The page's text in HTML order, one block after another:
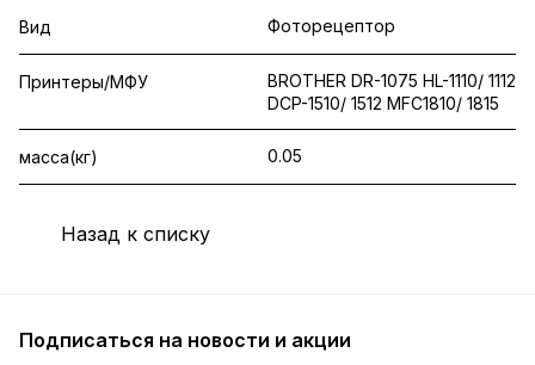
Вид Фоторецептор
Принтеры/МФУ
BROTHER DR-1075 HL-1110/ 1112
DCP-1510/ 1512 MFC1810/ 1815
масса(кг) 0.05
Назад к списку
Подписаться на новости и акции